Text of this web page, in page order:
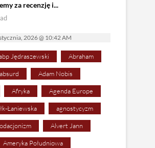
za recenzję i...
2026 @ 10:42 AM
Jędraszewski Abraham
absurd Adam Nobis
Afryka Agenda Europe
Łaniewska agnostycyzm
Alvert Jann
Ameryka Południowa